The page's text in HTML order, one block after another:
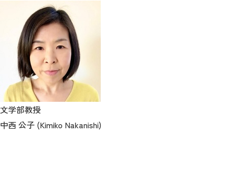
文学部教授
中西 公子 (Kimiko Nakanishi)